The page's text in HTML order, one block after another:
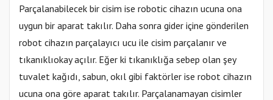
Parçalanabilecek bir cisim ise robotic cihazın ucuna ona
uygun bir aparat takılır. Daha sonra gider içine gönderilen
robot cihazın parçalayıcı ucu ile cisim parçalanır ve
tıkanıklıokay açılır. Eğer ki tıkanıklığa sebep olan şey
tuvalet kağıdı, sabun, okıl gibi faktörler ise robot cihazın
ucuna ona göre aparat takılır. Parçalanamayan cisimler